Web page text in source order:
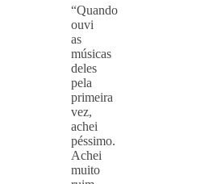
“Quando
ouvi
as
músicas
deles
pela
primeira
vez,
achei
péssimo.
Achei
muito